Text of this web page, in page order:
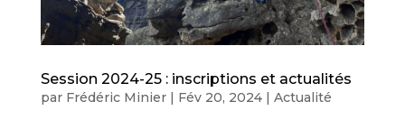
Session 2024-25 : inscriptions et actualités
par Frédéric Minier| Fév 20, 2024| Actualité